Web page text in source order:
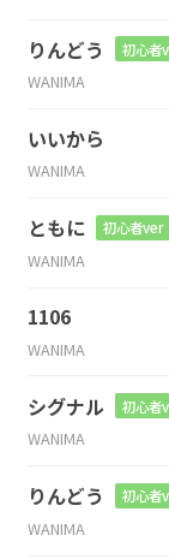
りんどう 初心者
WANIMA
いいから
WANIMA
ともに 初心者ver
WANIMA
1106
WANIMA
シグナル 初心者
WANIMA
りんどう 初心者
WANIMA